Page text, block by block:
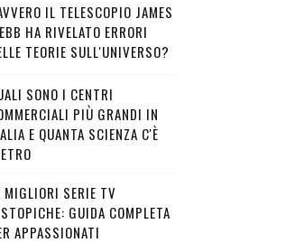
IL TELESCOPIO JAMES
HA RIVELATO ERRORI
TEORIE SULL'UNIVERSO?
SONO I CENTRI
PIÙ GRANDI IN
E QUANTA SCIENZA C'È
MIGLIORI SERIE TV
GUIDA COMPLETA
APPASSIONATI